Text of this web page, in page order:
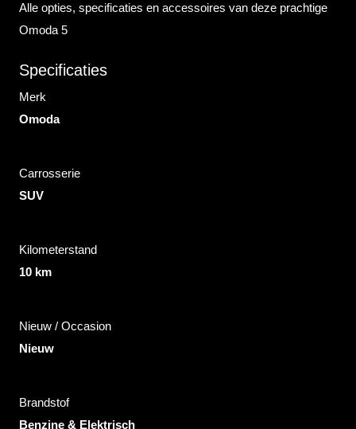
Alle opties, specificaties en accessoires van deze prachtige
Omoda 5
Specificaties
Merk
Omoda
Carrosserie
SUV
Kilometerstand
10 km
Nieuw / Occasion
Nieuw
Brandstof
Benzine & Elektrisch